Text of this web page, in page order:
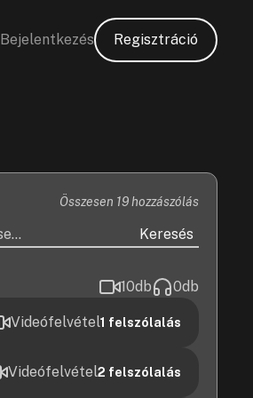
Bejelentkezés Regisztráció
Összesen 19 hozzászólás
Keresés
10db 0db
Videófelvétel1 felszólalás
Videófelvétel2 felszólalás